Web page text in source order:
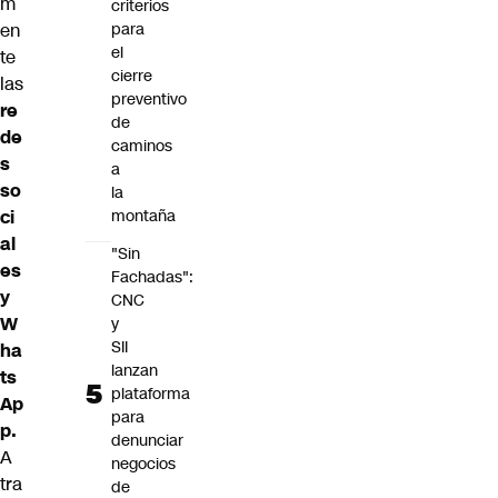
en
te
las
re
de
s
so
ci
al
es
y
W
ha
ts
Ap
p.
A
tra
criterios
para
el
cierre
preventivo
de
caminos
a
la
montaña
"Sin
Fachadas":
CNC
y
SII
lanzan
plataforma
para
denunciar
negocios
de